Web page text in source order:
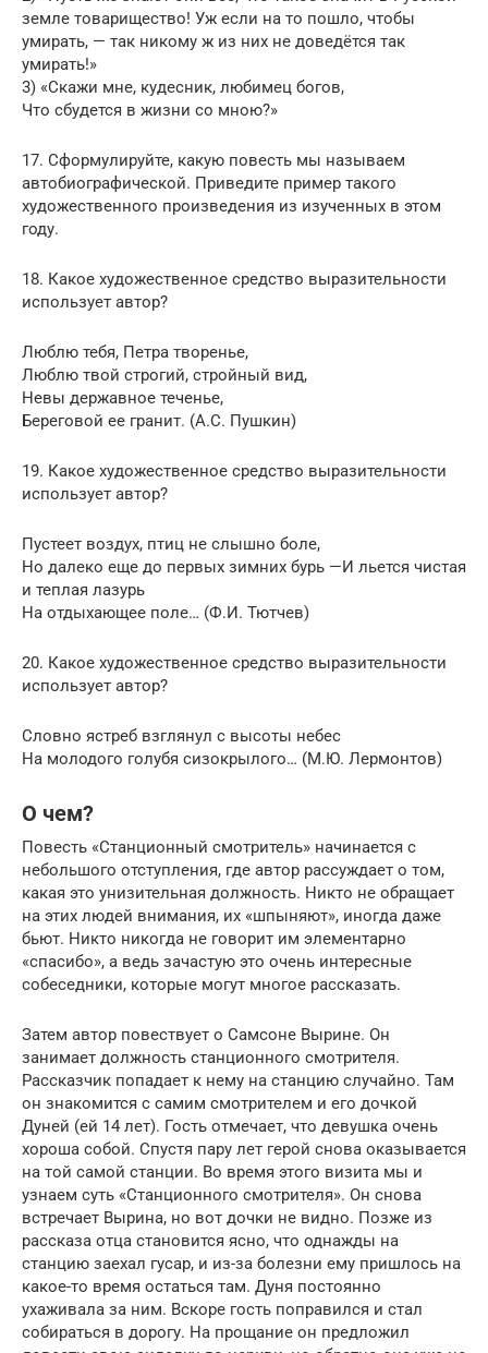
земле товарищество! Уж если на то пошло, чтобы
умирать, — так никому ж из них не доведётся так
умирать!»
3) «Скажи мне, кудесник, любимец богов,
Что сбудется в жизни со мною?»
17. Сформулируйте, какую повесть мы называем
автобиографической. Приведите пример такого
художественного произведения из изученных в этом
году.
18. Какое художественное средство выразительности
использует автор?
Люблю тебя, Петра творенье,
Люблю твой строгий, стройный вид,
Невы державное теченье,
Береговой ее гранит. (А.С. Пушкин)
19. Какое художественное средство выразительности
использует автор?
Пустеет воздух, птиц не слышно боле,
Но далеко еще до первых зимних бурь —И льется чистая
и теплая лазурь
На отдыхающее поле… (Ф.И. Тютчев)
20. Какое художественное средство выразительности
использует автор?
Словно ястреб взглянул с высоты небес
На молодого голубя сизокрылого… (М.Ю. Лермонтов)
О чем?
Повесть «Станционный смотритель» начинается с
небольшого отступления, где автор рассуждает о том,
какая это унизительная должность. Никто не обращает
на этих людей внимания, их «шпыняют», иногда даже
бьют. Никто никогда не говорит им элементарно
«спасибо», а ведь зачастую это очень интересные
собеседники, которые могут многое рассказать.
Затем автор повествует о Самсоне Вырине. Он
занимает должность станционного смотрителя.
Рассказчик попадает к нему на станцию случайно. Там
он знакомится с самим смотрителем и его дочкой
Дуней (ей 14 лет). Гость отмечает, что девушка очень
хороша собой. Спустя пару лет герой снова оказывается
на той самой станции. Во время этого визита мы и
узнаем суть «Станционного смотрителя». Он снова
встречает Вырина, но вот дочки не видно. Позже из
рассказа отца становится ясно, что однажды на
станцию заехал гусар, и из-за болезни ему пришлось на
какое-то время остаться там. Дуня постоянно
ухаживала за ним. Вскоре гость поправился и стал
собираться в дорогу. На прощание он предложил